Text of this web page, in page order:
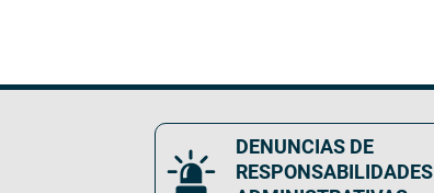
DENUNCIAS DE
RESPONSABILIDADES